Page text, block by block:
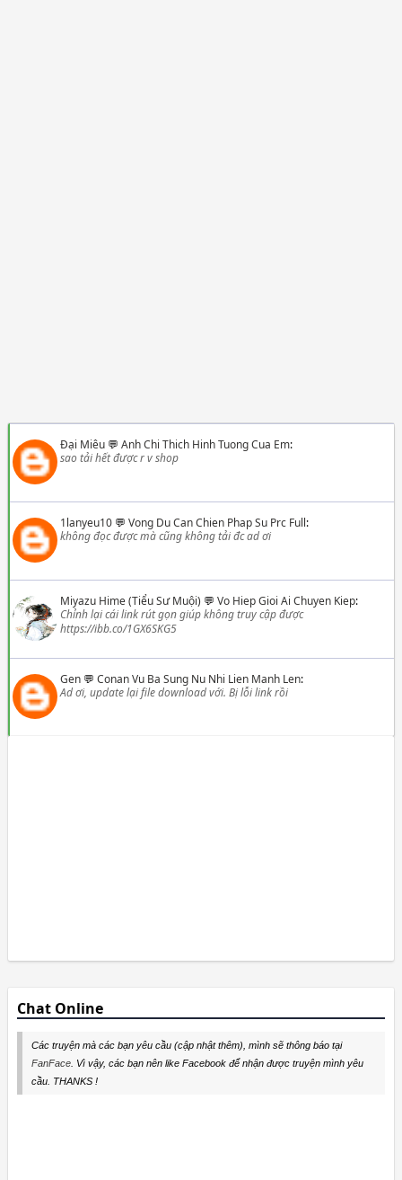
Đại Miêu💬 Anh Chi Thich Hinh Tuong Cua Em:
sao tải hết được r v shop
1lanyeu10💬 Vong Du Can Chien Phap Su Prc Full:
không đọc được mà cũng không tải đc ad ơi
Miyazu Hime (Tiểu Sư Muội) 💬 Vo Hiep Gioi Ai Chuyen Kiep:
Chỉnh lại cái link rút gọn giúp không truy cập được
https://ibb.co/1GX6SKG5
Gen💬 Conan Vu Ba Sung Nu Nhi Lien Manh Len:
Ad ơi, update lại file download với. Bị lỗi link rồi
Chat Online
Các truyện mà các bạn yêu cầu (cập nhật thêm), mình sẽ thông báo tại
FanFace. Vì vậy, các bạn nên like Facebook để nhận được truyện mình yêu
cầu. THANKS !